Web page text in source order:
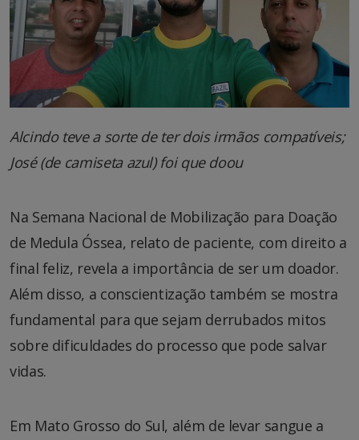
Alcindo teve a sorte de ter dois irmãos compatíveis;
José (de camiseta azul) foi que doou
Na Semana Nacional de Mobilização para Doação
de Medula Óssea, relato de paciente, com direito a
final feliz, revela a importância de ser um doador.
Além disso, a conscientização também se mostra
fundamental para que sejam derrubados mitos
sobre dificuldades do processo que pode salvar
vidas.
Em Mato Grosso do Sul, além de levar sangue a